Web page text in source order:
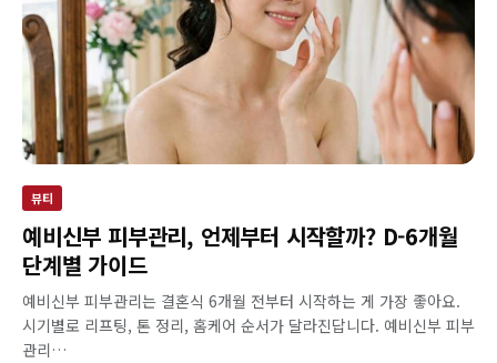
뷰티
예비신부 피부관리, 언제부터 시작할까? D-6개월
단계별 가이드
예비신부 피부관리는 결혼식 6개월 전부터 시작하는 게 가장 좋아요.
시기별로 리프팅, 톤 정리, 홈케어 순서가 달라진답니다. 예비신부 피부
관리…